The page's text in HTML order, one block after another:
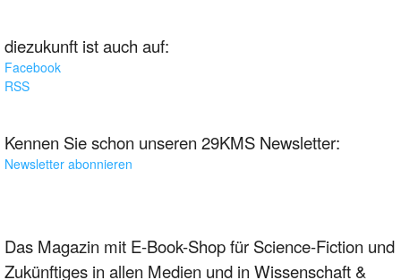
diezukunft ist auch auf:
Facebook
RSS
Kennen Sie schon unseren 29KMS Newsletter:
Newsletter abonnieren
Das Magazin mit E-Book-Shop für Science-Fiction und
Zukünftiges in allen Medien und in Wissenschaft &